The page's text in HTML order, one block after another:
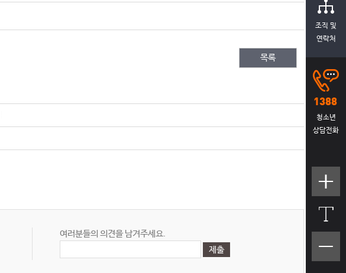
목록
여러분들의 의견을 남겨주세요.
조직 및
연락처
청소년
상담전화
텍스트
크기크
게
텍스트
크기작